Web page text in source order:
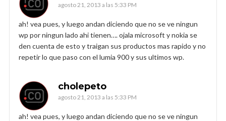
agosto 21, 2013 a las 5:33 PM
ah! vea pues, y luego andan diciendo que no se ve ningun
wp por ningun lado ahi tienen…. ojala microsoft y nokia se
den cuenta de esto y traigan sus productos mas rapido y no
repetir lo que paso con el lumia 900 y sus ultimos wp.
cholepeto
agosto 21, 2013 a las 5:33 PM
ah! vea pues, y luego andan diciendo que no se ve ningun